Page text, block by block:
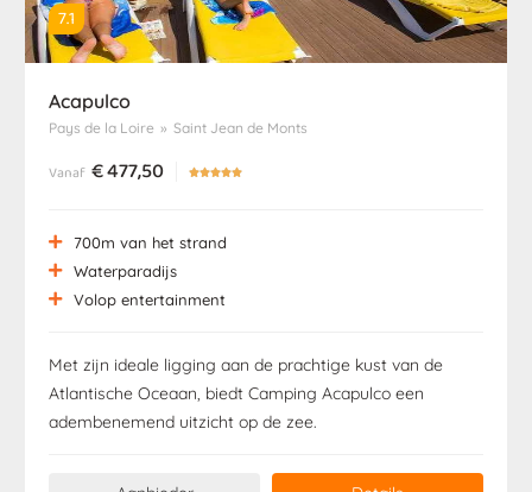
7.1
Acapulco
Pays de la Loire » Saint Jean de Monts
Vanaf €477,50 
700m van het strand
Waterparadijs
Volop entertainment
Met zijn ideale ligging aan de prachtige kust van de
Atlantische Oceaan, biedt Camping Acapulco een
adembenemend uitzicht op de zee.